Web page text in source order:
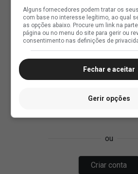
Alguns fornecedores podem tratar os
com base no interesse legítimo, ao qual
as opções abaixo. Procure um link na
página ou no menu do site para gerir ou
consentimento nas definições de
Fechar e aceitar
Gerir opções